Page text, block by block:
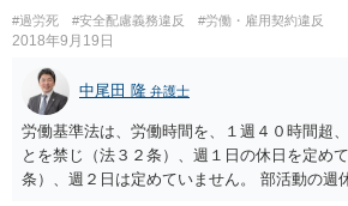
#過労死 #安全配慮義務違反 #労働・雇用契約違反
2018年9月19日
中尾田 隆 弁護士
労働基準法は、労働時間を、１週４０時間超
とを禁じ（法３２条）、週１日の休日を定め
条）、週２日は定めていません。 部活動の週